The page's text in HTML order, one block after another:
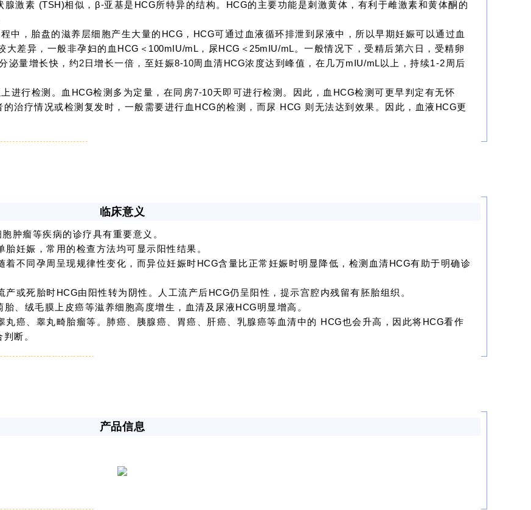
腺激素 (TSH)相似， β-亚基是 HCG所特异的结构。 HCG的主要功能是刺激黄体，有利于雌激素和黄体酮的
中，胎盘的滋养层细胞产生大量的 HCG ， HCG可通过血液循环排泄到尿液中，所以早期妊娠可以通过血
大差异，一般非孕妇的血 HCG＜ 100mIU/mL ，尿HCG＜ 25mIU/mL。一般情况下，受精后第六日，受精卵
泌量增长快，约2日增长一倍，至妊娠8-10周血清HCG浓度达到峰值，在几万mIU/mL以上，持续1-2周后
进行检测。血 HCG检测多为定量，在同房7-10天即可进行检测。因此，血 HCG检测可更早判定有无怀
治疗情况或检测复发时，一般需要进行血 HCG的检测，而尿 HCG 则无法达到效果。 因此，血液 HCG更
临床意义
肿瘤等疾病的诊疗具有重要意义。
胎妊娠，常用的检查方法均可显示阳性结果。
着不同孕周呈现规律性变化，而异位妊娠时HCG含量比正常妊娠时明显降低，检测血清HCG有助于明确诊
产或死胎时HCG由阳性转为阴性。人工流产后HCG仍呈阳性，提示宫腔内残留有胚胎组织。
、绒毛膜上皮癌等滋养细胞高度增生，血清及尿液HCG明显增高。
丸癌、睾丸畸胎瘤等。肺癌、胰腺癌、胃癌、肝癌、乳腺癌等血清中的 HCG也会升高，因此将HCG看作
断。
产品信息